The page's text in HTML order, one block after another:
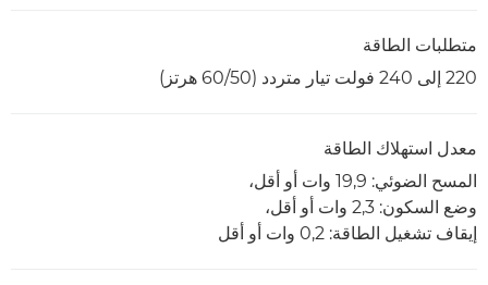
متطلبات الطاقة
220 إلى 240 فولت تيار متردد (50/‏60 هرتز)
معدل استهلاك الطاقة
المسح الضوئي: 19,9 وات أو أقل،
وضع السكون: 2,3 وات أو أقل،
إيقاف تشغيل الطاقة: 0,2 وات أو أقل